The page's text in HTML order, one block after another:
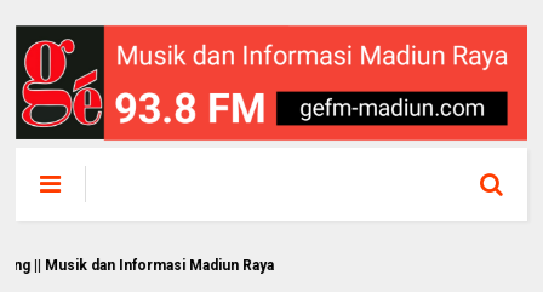
dan Informasi Madiun Raya